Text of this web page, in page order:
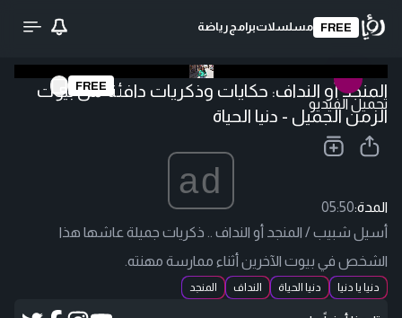
FREE مسلسلاتبرامج رياضة
تحميل الفيديو
FREE
المنجد أو النداف: حكايات وذكريات دافئة من بيوت
الزمن الجميل - دنيا الحياة
ad
المدة:05:50
أسيل شبيب / المنجد أو النداف .. ذكريات جميلة عاشها هذا
الشخص في بيوت الآخرين أثناء ممارسة مهنته.
دنيا يا دنيا دنيا الحياة النداف المنجد